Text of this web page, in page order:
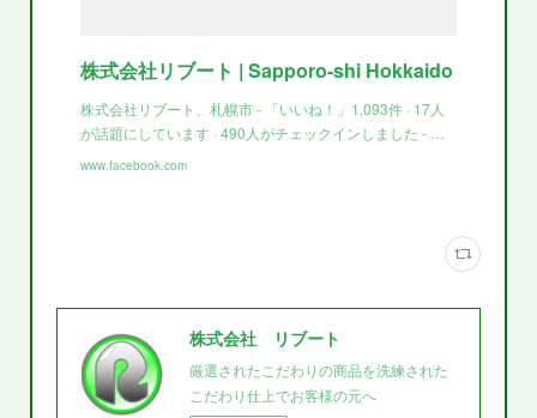
株式会社リブート | Sapporo-shi Hokkaido
株式会社リブート、札幌市 - 「いいね！」1,093件 · 17人
が話題にしています · 490人がチェックインしました - …
www.facebook.com
株式会社 リブート
厳選されたこだわりの商品を洗練された
こだわり仕上でお客様の元へ